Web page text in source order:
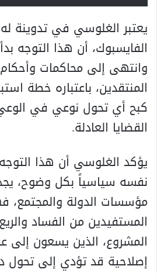
يعتبر الغلوسي في تدوينة
الفايسبوك، أن هذا التوجه
وانتهى إلى محاكمات
المنتقدين، باعتباره خطة
كبح أي تحول نوعي في
القضايا العادلة.
يؤكد الغلوسي أن هذا
نفسه سياسياً بكل وضوح،
مؤسسات الدولة والمجتمع،
المستفيدين من الفساد والريع
المشروع، الذين يسعون إلى
إصلاحية قد تؤدي إلى